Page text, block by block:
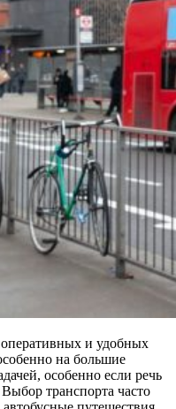
и удобных
на большие
особенно если речь
транспорта часто